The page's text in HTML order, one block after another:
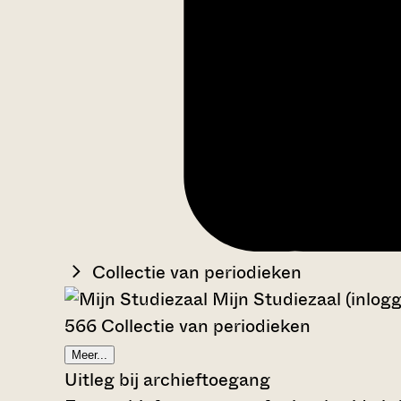
Collectie van periodieken
Mijn Studiezaal
566 Collectie van periodieken
Meer...
Uitleg bij archieftoegang